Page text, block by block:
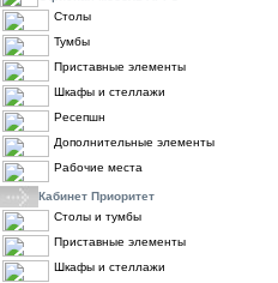
Столы
Тумбы
Приставные элементы
Шкафы и стеллажи
Ресепшн
Дополнительные элементы
Рабочие места
Кабинет Приоритет
Столы и тумбы
Приставные элементы
Шкафы и стеллажи